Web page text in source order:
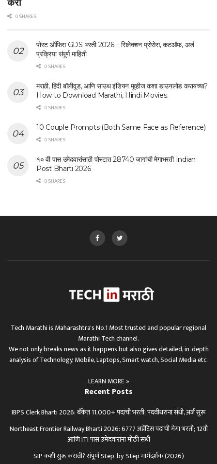
0 SHARES
पोस्ट ऑफिस GDS भरती 2026 – सिलेक्शन प्रोसेस, कटऑफ, अर्ज
प्रक्रिया संपूर्ण माहिती
0 SHARES
मराठी, हिंदी बॉलीवूड, आणि साउथ इंडियन मूव्हीज कशा डाउनलोड करायच्या?
How to Download Marathi, Hindi Movies.
0 SHARES
10 Couple Prompts (Both Same Face as Reference)
0 SHARES
१० वी पास उमेदवारांसाठी पोस्टात 28740 जागांची मेगाभरती Indian
Post Bharti 2026
0 SHARES
Tech Marathi is Maharashtra's No.1 Most trusted and popular regional
Marathi Tech channel.
We not only breaks news as it happens but also gives detailed, in-depth
analysis of Technology, Mobile, Laptops, Smart watch, Social Media etc.
LEARN MORE »
Recent Posts
IBPS Clerk Bharti 2026: बँकेत 11,000+ पदांची भरती; पदवीधरांना संधी, अर्ज सुरू
Northeast Frontier Railway Bharti 2026: 6777 अप्रेंटिस पदांची मेगा भरती; 12वी
आणि ITI पास उमेदवारांना मोठी संधी
SIP कशी सुरू करावी? संपूर्ण Step-by-Step मार्गदर्शक (2026)